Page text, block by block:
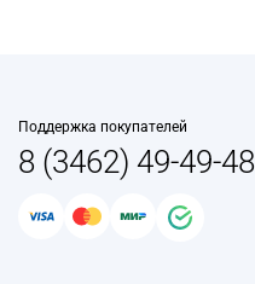
Поддержка покупателей
8 (3462) 49-49-48